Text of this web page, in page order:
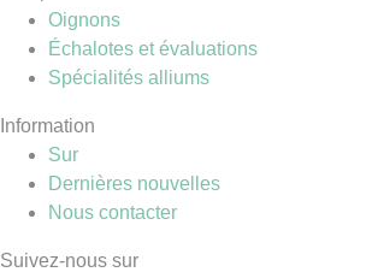
Oignons
Échalotes et évaluations
Spécialités alliums
Information
Sur
Dernières nouvelles
Nous contacter
Suivez-nous sur